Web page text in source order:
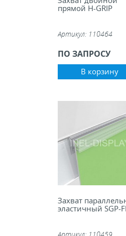
конструкции из
прямой H-GRIP
Артикул: 110464
ПО ЗАПРОСУ
В корзину
Захват
эластичный SGP-